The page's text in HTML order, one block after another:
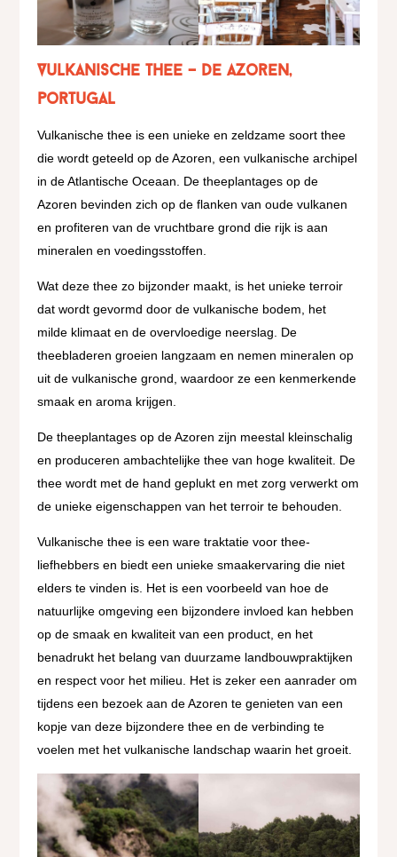
Vulkanische Thee – De Azoren,
portugal
Vulkanische thee is een unieke en zeldzame soort thee
die wordt geteeld op de Azoren, een vulkanische archipel
in de Atlantische Oceaan. De theeplantages op de
Azoren bevinden zich op de flanken van oude vulkanen
en profiteren van de vruchtbare grond die rijk is aan
mineralen en voedingsstoffen.
Wat deze thee zo bijzonder maakt, is het unieke terroir
dat wordt gevormd door de vulkanische bodem, het
milde klimaat en de overvloedige neerslag. De
theebladeren groeien langzaam en nemen mineralen op
uit de vulkanische grond, waardoor ze een kenmerkende
smaak en aroma krijgen.
De theeplantages op de Azoren zijn meestal kleinschalig
en produceren ambachtelijke thee van hoge kwaliteit. De
thee wordt met de hand geplukt en met zorg verwerkt om
de unieke eigenschappen van het terroir te behouden.
Vulkanische thee is een ware traktatie voor thee-
liefhebbers en biedt een unieke smaakervaring die niet
elders te vinden is. Het is een voorbeeld van hoe de
natuurlijke omgeving een bijzondere invloed kan hebben
op de smaak en kwaliteit van een product, en het
benadrukt het belang van duurzame landbouwpraktijken
en respect voor het milieu. Het is zeker een aanrader om
tijdens een bezoek aan de Azoren te genieten van een
kopje van deze bijzondere thee en de verbinding te
voelen met het vulkanische landschap waarin het groeit.